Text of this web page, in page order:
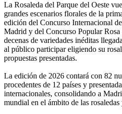
La Rosaleda del Parque del Oeste
grandes escenarios florales de la
edición del Concurso Internacional
Madrid y del Concurso Popular
decenas de variedades inéditas
al público participar eligiendo su
propuestas presentadas.
La edición de 2026 contará con 82
procedentes de 12 países y
internacionales, consolidando a
mundial en el ámbito de las